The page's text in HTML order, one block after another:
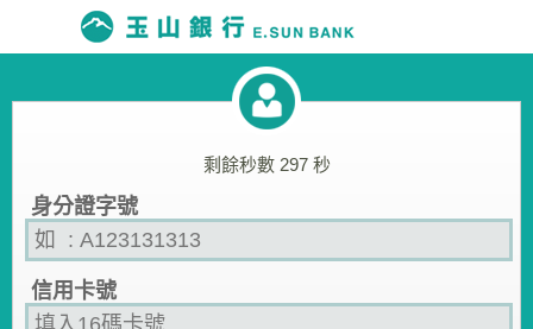
剩餘秒數 297秒
身分證字號
信用卡號